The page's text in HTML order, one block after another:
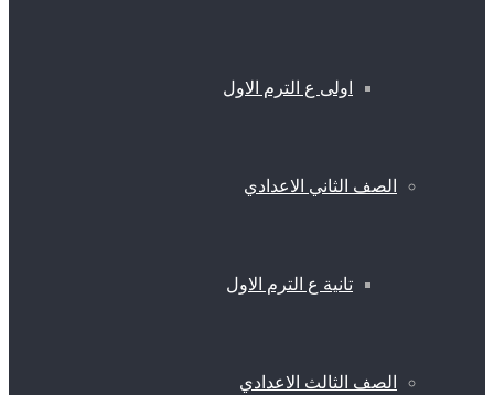
اولى ع الترم الاول
الصف الثاني الاعدادي
تانية ع الترم الاول
الصف الثالث الاعدادي